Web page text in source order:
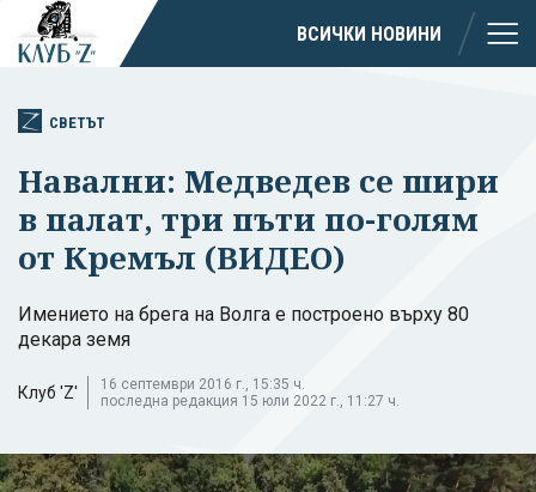
ВСИЧКИ НОВИНИ
СВЕТЪТ
Навални: Медведев се шири
в палат, три пъти по-голям
от Кремъл (ВИДЕО)
Имението на брега на Волга е построено върху 80
декара земя
Клуб 'Z'
16 септември 2016 г., 15:35 ч.
последна редакция 15 юли 2022 г., 11:27 ч.